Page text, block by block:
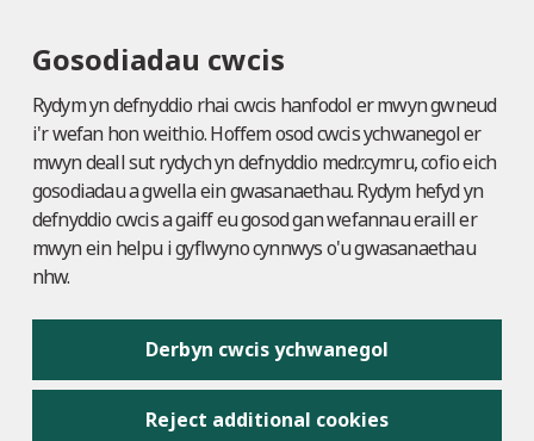
Gosodiadau cwcis
Rydym yn defnyddio rhai cwcis hanfodol er mwyn gwneud
i'r wefan hon weithio. Hoffem osod cwcis ychwanegol er
mwyn deall sut rydych yn defnyddio medr.cymru, cofio eich
gosodiadau a gwella ein gwasanaethau. Rydym hefyd yn
defnyddio cwcis a gaiff eu gosod gan wefannau eraill er
mwyn ein helpu i gyflwyno cynnwys o'u gwasanaethau
nhw.
Derbyn cwcis ychwanegol
Reject additional cookies